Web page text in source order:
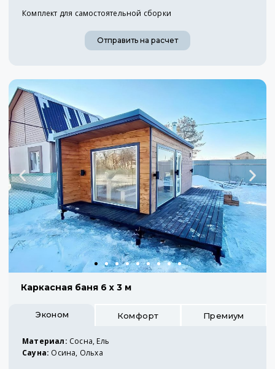
Комплект для самостоятельной сборки
Отправить на расчет
Каркасная баня 6 х 3 м
Эконом Комфорт Премиум
Материал: Сосна, Ель
Сауна: Осина, Ольха